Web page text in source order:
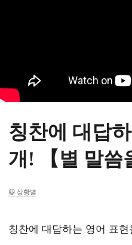
칭찬에 대답
개! 【별 말씀
상황별
칭찬에 대답하는 영어 표